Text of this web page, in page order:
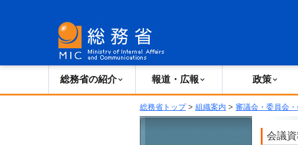
総務省の紹介 報道・広報 政策
総務省トップ> 組織案内 > 審議会・委員会
会議